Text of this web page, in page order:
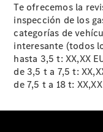
El
Te ofrecemos la
inspección de los
categorías de
interesante (todos
hasta 3,5 t: XX,XX
de 3,5 t a 7,5 t:
de 7,5 t a 18 t: